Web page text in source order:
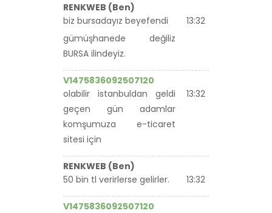
RENKWEB (Ben)
13:32
biz bursadayız beyefendi
gümüşhanede değiliz
BURSA ilindeyiz.
V1475836092507120
13:32
olabilir istanbuldan geldi
geçen gün adamlar
komşumuza e-ticaret
sitesi için
RENKWEB (Ben)
13:32
50 bin tl verirlerse gelirler.
V1475836092507120